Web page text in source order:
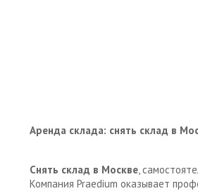
Аренда склада: снять склад в
Снять склад в Москве,
Компания Praedium оказывает